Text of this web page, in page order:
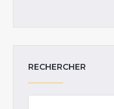
RECHERCHER